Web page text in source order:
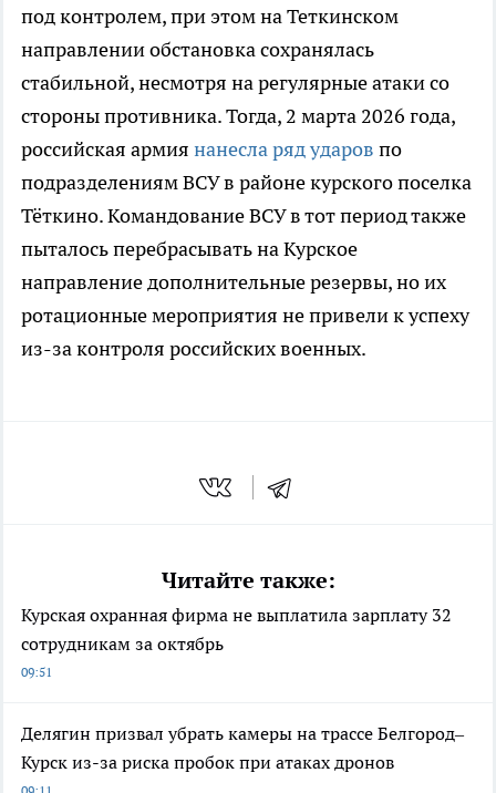
под контролем, при этом на Теткинском
направлении обстановка сохранялась
стабильной, несмотря на регулярные атаки со
стороны противника. Тогда, 2 марта 2026 года,
российская армия нанесла ряд ударов по
подразделениям ВСУ в районе курского поселка
Тёткино. Командование ВСУ в тот период также
пыталось перебрасывать на Курское
направление дополнительные резервы, но их
ротационные мероприятия не привели к успеху
из-за контроля российских военных.
Читайте также:
Курская охранная фирма не выплатила зарплату 32
сотрудникам за октябрь
09:51
Делягин призвал убрать камеры на трассе Белгород–
Курск из-за риска пробок при атаках дронов